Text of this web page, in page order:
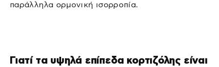
παράλληλα ορμονική ισορροπία.
Γιατί τα υψηλά επίπεδα κορτιζόλης είναι